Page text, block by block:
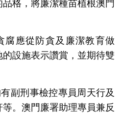
格，將廉潔種苗植根澳門
腐應從防貪及廉潔教育做
設施表示讚賞，並期待雙
副刑事檢控專員周天行及
。澳門廉署助理專員兼反